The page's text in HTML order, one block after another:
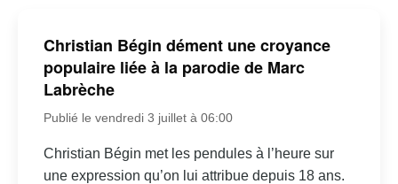
Christian Bégin dément une croyance
populaire liée à la parodie de Marc
Labrèche
Publié le vendredi 3 juillet à 06:00
Christian Bégin met les pendules à l’heure sur
une expression qu’on lui attribue depuis 18 ans.